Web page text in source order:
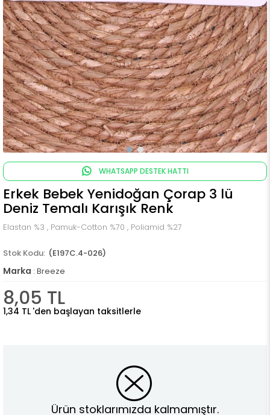
WHATSAPP DESTEK HATTI
Erkek Bebek Yenidoğan Çorap 3 lü
Deniz Temalı Karışık Renk
Elastan %3 , Pamuk-Cotton %70 , Poliamid %27
(E197C.4-026)
Marka : Breeze
8,05 TL
1,34 TL 'den başlayan taksitlerle
Ürün stoklarımızda kalmamıştır.